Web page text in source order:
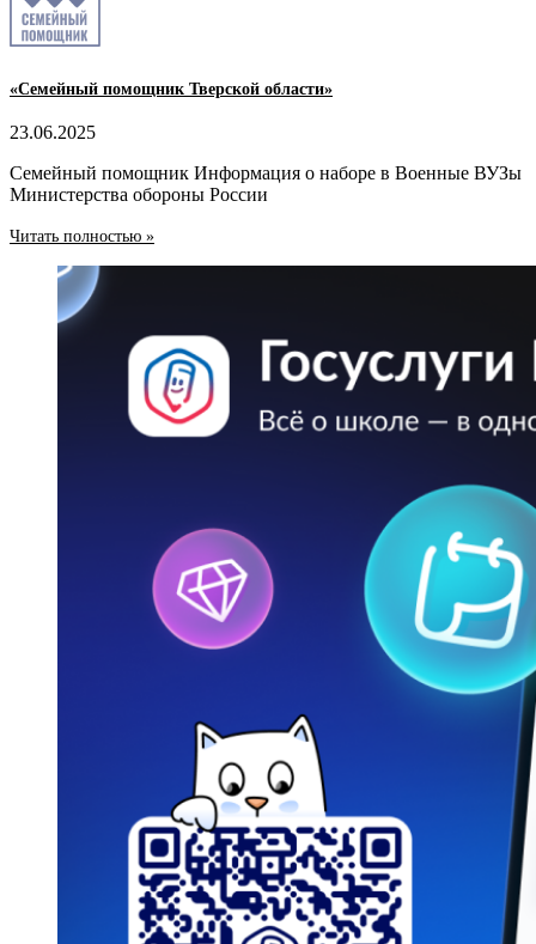
«Семейный помощник Тверской области»
23.06.2025
Семейный помощник Информация о наборе в Военные ВУЗы
Министерства обороны России
Читать полностью »